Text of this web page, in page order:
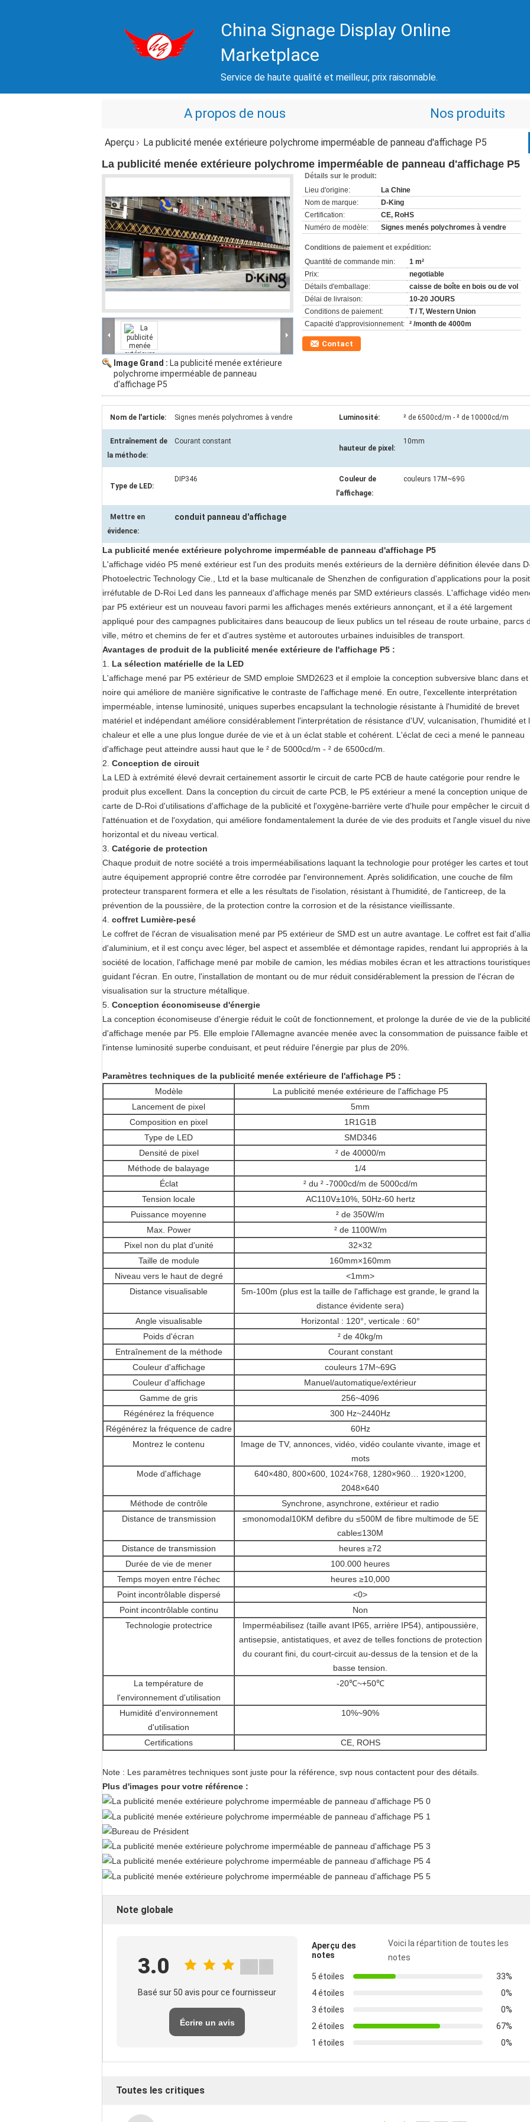
China Signage Display Online
Marketplace
Service de haute qualité et meilleur, prix raisonnable.
A propos de nous Nos produits
Aperçu La publicité menée extérieure polychrome imperméable de panneau d'affichage P5
La publicité menée extérieure polychrome imperméable de panneau d'affichage P5
Image Grand : La publicité menée extérieure
polychrome imperméable de panneau
d'affichage P5
Détails sur le produit:
Lieu d'origine:
La Chine
Nom de marque:
D-King
Certification:
CE, RoHS
Numéro de modèle:
Signes menés polychromes à vendre
Conditions de paiement et expédition:
Quantité de commande min:
1 m²
Prix:
negotiable
Détails d'emballage:
caisse de boîte en bois ou de vol
Délai de livraison:
10-20 JOURS
Conditions de paiement:
T / T, Western Union
Capacité d'approvisionnement: ² /month de 4000m
Contact
Nom de l'article: Signes menés polychromes à vendre Luminosité: ² de 6500cd/m - ² de 10000cd/m
Entraînement de
la méthode:
Courant constant
hauteur de pixel:
10mm
Type de LED:
DIP346
Couleur de
l'affichage:
couleurs 17M~69G
Mettre en
évidence:
conduit panneau d'affichage
La publicité menée extérieure polychrome imperméable de panneau d'affichage P5
L'affichage vidéo P5 mené extérieur est l'un des produits menés extérieurs de la dernière définition élevée dans
Photoelectric Technology Cie., Ltd et la base multicanale de Shenzhen de configuration d'applications pour la
irréfutable de D-Roi Led dans les panneaux d'affichage menés par SMD extérieurs classés. L'affichage vidéo
par P5 extérieur est un nouveau favori parmi les affichages menés extérieurs annonçant, et il a été largement
appliqué pour des campagnes publicitaires dans beaucoup de lieux publics un tel réseau de route urbaine, parcs
ville, métro et chemins de fer et d'autres système et autoroutes urbaines induisibles de transport.
Avantages de produit de la publicité menée extérieure de l'affichage P5 :
1. La sélection matérielle de la LED
L'affichage mené par P5 extérieur de SMD emploie SMD2623 et il emploie la conception subversive blanc dans et
noire qui améliore de manière significative le contraste de l'affichage mené. En outre, l'excellente interprétation
imperméable, intense luminosité, uniques superbes encapsulant la technologie résistante à l'humidité de brevet
matériel et indépendant améliore considérablement l'interprétation de résistance d'UV, vulcanisation, l'humidité et
chaleur et elle a une plus longue durée de vie et à un éclat stable et cohérent. L'éclat de ceci a mené le panneau
d'affichage peut atteindre aussi haut que le ² de 5000cd/m - ² de 6500cd/m.
2. Conception de circuit
La LED à extrémité élevé devrait certainement assortir le circuit de carte PCB de haute catégorie pour rendre le
produit plus excellent. Dans la conception du circuit de carte PCB, le P5 extérieur a mené la conception unique de
carte de D-Roi d'utilisations d'affichage de la publicité et l'oxygène-barrière verte d'huile pour empêcher le circuit
l'atténuation et de l'oxydation, qui améliore fondamentalement la durée de vie des produits et l'angle visuel du
horizontal et du niveau vertical.
3. Catégorie de protection
Chaque produit de notre société a trois imperméabilisations laquant la technologie pour protéger les cartes et tout
autre équipement approprié contre être corrodée par l'environnement. Après solidification, une couche de film
protecteur transparent formera et elle a les résultats de l'isolation, résistant à l'humidité, de l'anticreep, de la
prévention de la poussière, de la protection contre la corrosion et de la résistance vieillissante.
4. coffret Lumière-pesé
Le coffret de l'écran de visualisation mené par P5 extérieur de SMD est un autre avantage. Le coffret est fait
d'aluminium, et il est conçu avec léger, bel aspect et assemblée et démontage rapides, rendant lui appropriés à la
société de location, l'affichage mené par mobile de camion, les médias mobiles écran et les attractions
guidant l'écran. En outre, l'installation de montant ou de mur réduit considérablement la pression de l'écran de
visualisation sur la structure métallique.
5. Conception économiseuse d'énergie
La conception économiseuse d'énergie réduit le coût de fonctionnement, et prolonge la durée de vie de la
d'affichage menée par P5. Elle emploie l'Allemagne avancée menée avec la consommation de puissance faible et
l'intense luminosité superbe conduisant, et peut réduire l'énergie par plus de 20%.
Paramètres techniques de la publicité menée extérieure de l'affichage P5 :
Modèle
La publicité menée extérieure de l'affichage P5
Lancement de pixel
5mm
Composition en pixel
1R1G1B
Type de LED
SMD346
Densité de pixel
² de 40000/m
Méthode de balayage
1/4
Éclat
² du ² -7000cd/m de 5000cd/m
Tension locale
AC110V±10%, 50Hz-60 hertz
Puissance moyenne
² de 350W/m
Max. Power
² de 1100W/m
Pixel non du plat d'unité
32×32
Taille de module
160mm×160mm
Niveau vers le haut de degré
<1mm>
Distance visualisable
5m-100m (plus est la taille de l'affichage est grande, le grand la
distance évidente sera)
Angle visualisable
Horizontal : 120°, verticale : 60°
Poids d'écran
² de 40kg/m
Entraînement de la méthode
Courant constant
Couleur d'affichage
couleurs 17M~69G
Couleur d'affichage
Manuel/automatique/extérieur
Gamme de gris
256~4096
Régénérez la fréquence
300 Hz~2440Hz
Régénérez la fréquence de cadre
60Hz
Montrez le contenu
Image de TV, annonces, vidéo, vidéo coulante vivante, image et
mots
Mode d'affichage
640×480, 800×600, 1024×768, 1280×960… 1920×1200,
2048×640
Méthode de contrôle
Synchrone, asynchrone, extérieur et radio
Distance de transmission
≤monomodal10KM defibre du ≤500M de fibre multimode de 5E
cable≤130M
Distance de transmission
heures ≥72
Durée de vie de mener
100.000 heures
Temps moyen entre l'échec
heures ≥10,000
Point incontrôlable dispersé
<0>
Point incontrôlable continu
Non
Technologie protectrice
Imperméabilisez (taille avant IP65, arrière IP54), antipoussière,
antisepsie, antistatiques, et avez de telles fonctions de protection
du courant fini, du court-circuit au-dessus de la tension et de la
basse tension.
La température de
l'environnement d'utilisation
-20℃~+50℃
Humidité d'environnement
d'utilisation
10%~90%
Certifications CE, ROHS
Note : Les paramètres techniques sont juste pour la référence, svp nous contactent pour des détails.
Plus d'images pour votre référence :
Note globale
3.0
Basé sur 50 avis pour ce fournisseur
Écrire un avis
Aperçu des
notes
Voici la répartition de toutes les
notes
5 étoiles
33%
4 étoiles
0%
3 étoiles
0%
2 étoiles
67%
1 étoiles
0%
Toutes les critiques